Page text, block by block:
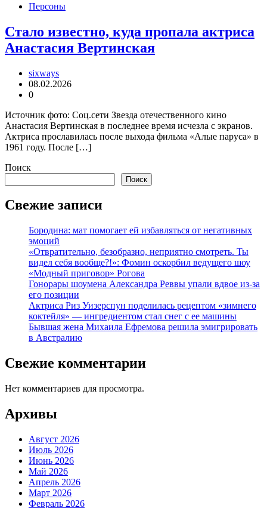
Персоны
Стало известно, куда пропала актриса
Анастасия Вертинская
sixways
08.02.2026
0
Источник фото: Соц.сети Звезда отечественного кино
Анастасия Вертинская в последнее время исчезла с экранов.
Актриса прославилась после выхода фильма «Алые паруса» в
1961 году. После […]
Поиск
Поиск
Свежие записи
Бородина: мат помогает ей избавляться от негативных
эмоций
«Отвратительно, безобразно, неприятно смотреть. Ты
видел себя вообще?!»: Фомин оскорбил ведущего шоу
«Модный приговор» Рогова
Гонорары шоумена Александра Реввы упали вдвое из-за
его позиции
Актриса Риз Уизерспун поделилась рецептом «зимнего
коктейля» — ингредиентом стал снег с ее машины
Бывшая жена Михаила Ефремова решила эмигрировать
в Австралию
Свежие комментарии
Нет комментариев для просмотра.
Архивы
Август 2026
Июль 2026
Июнь 2026
Май 2026
Апрель 2026
Март 2026
Февраль 2026